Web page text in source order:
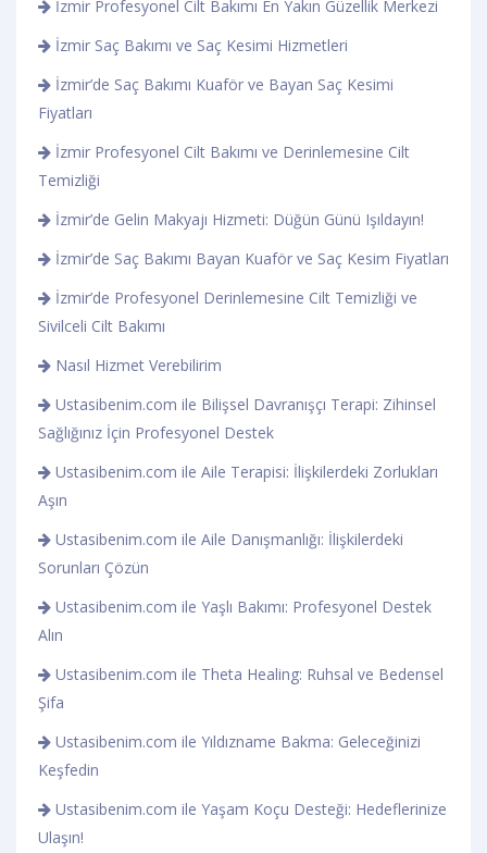
İzmir Profesyonel Cilt Bakımı En Yakın Güzellik Merkezi
İzmir Saç Bakımı ve Saç Kesimi Hizmetleri
İzmir’de Saç Bakımı Kuaför ve Bayan Saç Kesimi
Fiyatları
İzmir Profesyonel Cilt Bakımı ve Derinlemesine Cilt
Temizliği
İzmir’de Gelin Makyajı Hizmeti: Düğün Günü Işıldayın!
İzmir’de Saç Bakımı Bayan Kuaför ve Saç Kesim Fiyatları
İzmir’de Profesyonel Derinlemesine Cilt Temizliği ve
Sivilceli Cilt Bakımı
Nasıl Hizmet Verebilirim
Ustasibenim.com ile Bilişsel Davranışçı Terapi: Zihinsel
Sağlığınız İçin Profesyonel Destek
Ustasibenim.com ile Aile Terapisi: İlişkilerdeki Zorlukları
Aşın
Ustasibenim.com ile Aile Danışmanlığı: İlişkilerdeki
Sorunları Çözün
Ustasibenim.com ile Yaşlı Bakımı: Profesyonel Destek
Alın
Ustasibenim.com ile Theta Healing: Ruhsal ve Bedensel
Şifa
Ustasibenim.com ile Yıldızname Bakma: Geleceğinizi
Keşfedin
Ustasibenim.com ile Yaşam Koçu Desteği: Hedeflerinize
Ulaşın!